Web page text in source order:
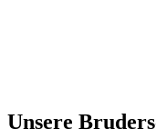
Unsere